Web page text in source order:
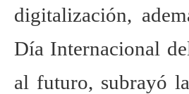
digitalización,
Día Internacional
al futuro, subrayó